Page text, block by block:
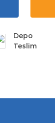
Depo
Teslim